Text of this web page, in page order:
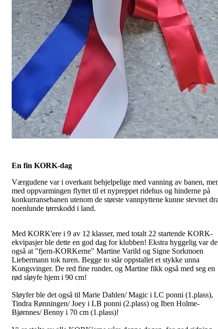
En fin KORK-dag
Værgudene var i overkant behjelpelige med vanning av banen,
med oppvarmingen flyttet til et nypreppet ridehus og hinderne på
konkurransebanen utenom de største vannpyttene kunne stevnet
noenlunde tørrskodd i land.
Med KORK'ere i 9 av 12 klasser, med totalt 22 startende KORK-
ekvipasjer ble dette en god dag for klubben! Ekstra hyggelig var
også at "fjern-KORKerne" Martine Varild og Signe Sorkmoen
Liebermann tok turen. Begge to står oppstallet et stykke unna
Kongsvinger. De red fine runder, og Martine fikk også med seg en
rød sløyfe hjem i 90 cm!
Sløyfer ble det også til Marie Dahlen/ Magic i LC ponni (1.plass),
Tindra Rønningen/ Joey i LB ponni (2.plass) og Iben Holme-
Bjørnnes/ Benny i 70 cm (1.plass)!